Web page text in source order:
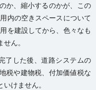
か、縮小するのかが、この
内の空きスペースについて
を建設してから、色々なも
ん。
了した後、道路システムの
税や建物税、付加価値税な
けません。